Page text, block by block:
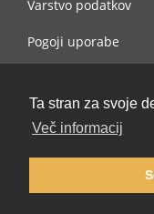
Ta stran za svoje
Več informacij
Varstvo podatkov
Pogoji uporabe
©